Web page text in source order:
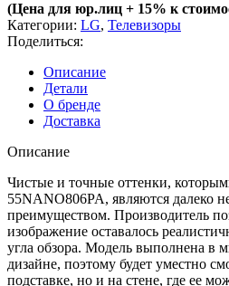
(Цена для юр.лиц + 15% к
Категории: LG, Телевизоры
Поделиться:
Описание
Детали
О бренде
Доставка
Описание
Чистые и точные оттенки,
55NANO806PA, являются далеко
преимуществом. Производитель
изображение оставалось
угла обзора. Модель выполнена в
дизайне, поэтому будет уместно
подставке, но и на стене, где ее